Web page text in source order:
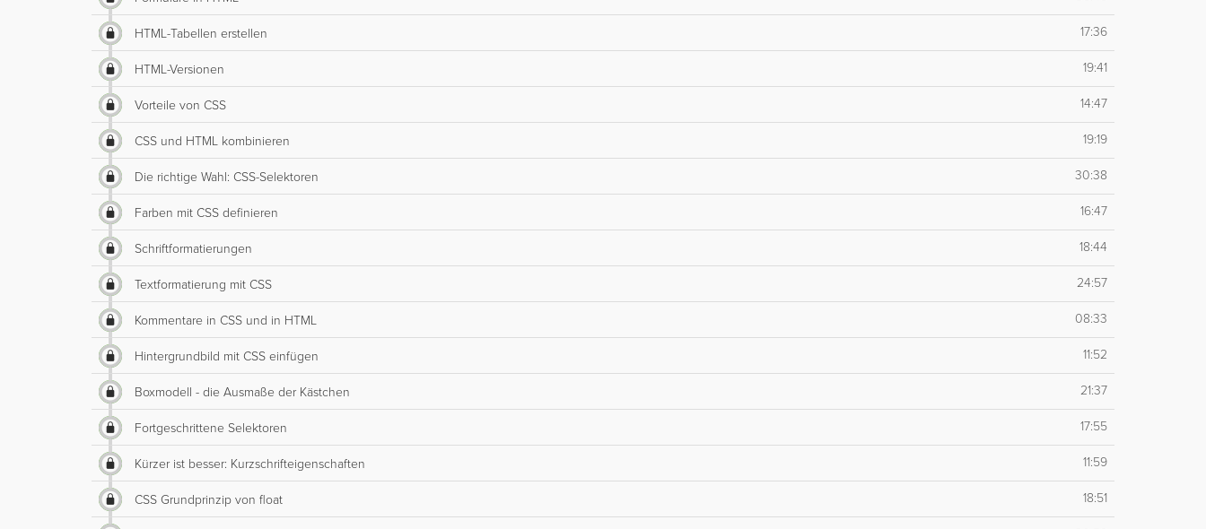
HTML-Tabellen erstellen 17:36
HTML-Versionen 19:41
Vorteile von CSS 14:47
CSS und HTML kombinieren 19:19
Die richtige Wahl: CSS-Selektoren 30:38
Farben mit CSS definieren 16:47
Schriftformatierungen 18:44
Textformatierung mit CSS 24:57
Kommentare in CSS und in HTML 08:33
Hintergrundbild mit CSS einfügen 11:52
Boxmodell - die Ausmaße der Kästchen 21:37
Fortgeschrittene Selektoren 17:55
Kürzer ist besser: Kurzschrifteigenschaften 11:59
CSS Grundprinzip von float 18:51